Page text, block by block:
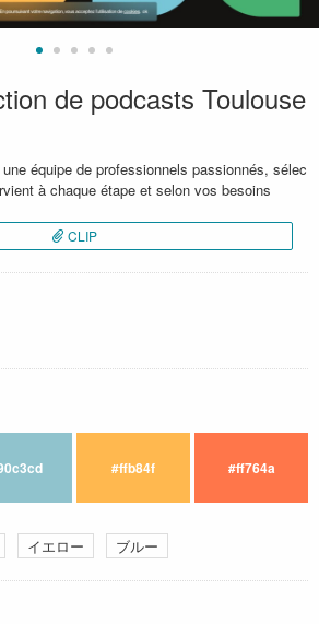
de podcasts Toulouse
équipe de professionnels passionnés, sélec
à chaque étape et selon vos besoins
CLIP
#ffb84f #ff764a
イエロー ブルー